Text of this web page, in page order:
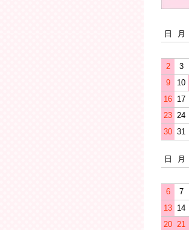
日
月
2
3
9
10
16 17
23 24
30 31
日
月
6
7
13 14
20 21